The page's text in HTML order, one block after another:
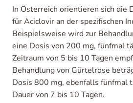
In Österreich orientieren sich die
für Aciclovir an der spezifischen
Beispielsweise wird zur
eine Dosis von 200 mg, fünfmal
Zeitraum von 5 bis 10 Tagen
Behandlung von Gürtelrose
Dosis 800 mg, ebenfalls fünfmal
Dauer von 7 bis 10 Tagen.